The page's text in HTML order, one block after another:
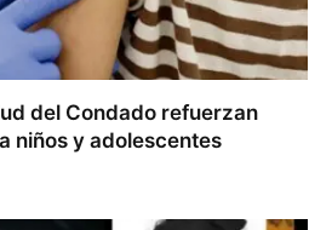
del Condado refuerzan
niños y adolescentes